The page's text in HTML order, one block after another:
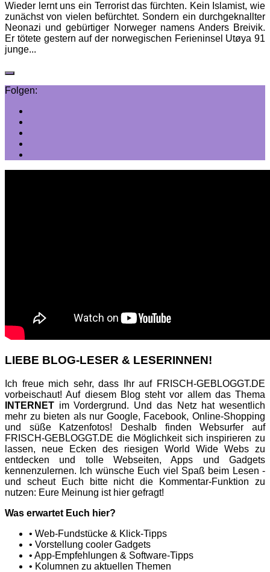
Wieder lernt uns ein Terrorist das fürchten. Kein Islamist, wie
zunächst von vielen befürchtet. Sondern ein durchgeknallter
Neonazi und gebürtiger Norweger namens Anders Breivik.
Er tötete gestern auf der norwegischen Ferieninsel Utøya 91
junge...
Folgen:
LIEBE BLOG-LESER & LESERINNEN!
Ich freue mich sehr, dass Ihr auf FRISCH-GEBLOGGT.DE
vorbeischaut! Auf diesem Blog steht vor allem das Thema
INTERNET im Vordergrund. Und das Netz hat wesentlich
mehr zu bieten als nur Google, Facebook, Online-Shopping
und süße Katzenfotos! Deshalb finden Websurfer auf
FRISCH-GEBLOGGT.DE die Möglichkeit sich inspirieren zu
lassen, neue Ecken des riesigen World Wide Webs zu
entdecken und tolle Webseiten, Apps und Gadgets
kennenzulernen. Ich wünsche Euch viel Spaß beim Lesen -
und scheut Euch bitte nicht die Kommentar-Funktion zu
nutzen: Eure Meinung ist hier gefragt!
Was erwartet Euch hier?
• Web-Fundstücke & Klick-Tipps
• Vorstellung cooler Gadgets
• App-Empfehlungen & Software-Tipps
• Kolumnen zu aktuellen Themen